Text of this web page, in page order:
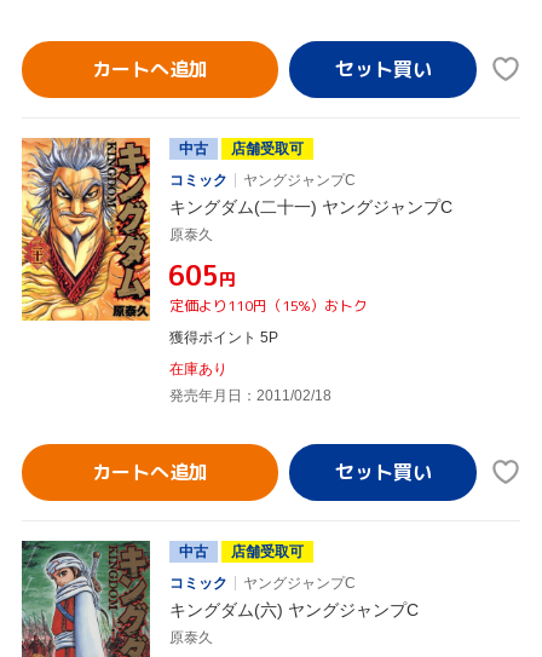
カートへ追加
中古
店舗受取可
コミック
ヤングジャンプC
キングダム(二十一) ヤングジャンプC
原泰久
¥605円
定価より110円（15%）おトク
獲得ポイント 5P
在庫あり
発売年月日：2011/02/18
カートへ追加
中古
店舗受取可
コミック
ヤングジャンプC
キングダム(六) ヤングジャンプC
原泰久